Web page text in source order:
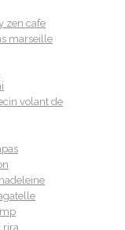
zen cafe
marseille
volant de
rira